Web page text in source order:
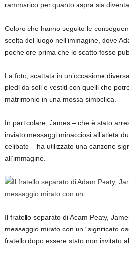
rammarico per quanto aspra sia
Coloro che hanno seguito le
scelta del luogo nell’immagine, dove
poche ore prima che lo scatto fosse
La foto, scattata in un’occasione
piedi da soli e vestiti con quelli che
matrimonio in una mossa simbolica.
In particolare, James – che è stato
inviato messaggi minacciosi all’atleta
celibato – ha utilizzato una canzone
all’immagine.
Il fratello separato di Adam Peaty,
messaggio mirato con un “significato
fratello dopo essere stato non invitato